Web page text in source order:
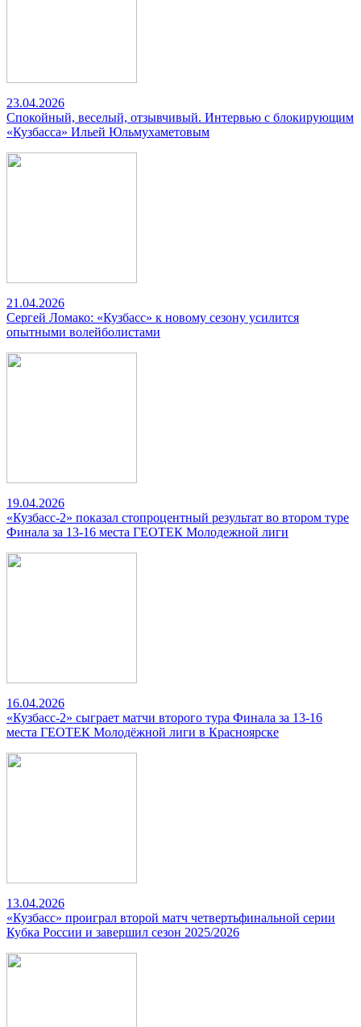
23.04.2026
Спокойный, веселый, отзывчивый. Интервью с блокирующим
«Кузбасса» Ильей Юльмухаметовым
21.04.2026
Сергей Ломако: «Кузбасс» к новому сезону усилится
опытными волейболистами
19.04.2026
«Кузбасс-2» показал стопроцентный результат во втором туре
Финала за 13-16 места ГЕОТЕК Молодежной лиги
16.04.2026
«Кузбасс-2» сыграет матчи второго тура Финала за 13-16
места ГЕОТЕК Молодёжной лиги в Красноярске
13.04.2026
«Кузбасс» проиграл второй матч четвертьфинальной серии
Кубка России и завершил сезон 2025/2026